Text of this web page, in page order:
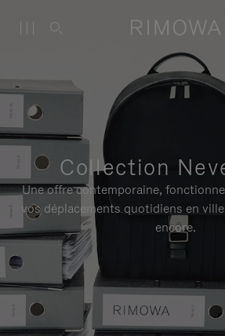
Collection
Une offre contemporaine,
vos déplacements quotidiens en
encore.